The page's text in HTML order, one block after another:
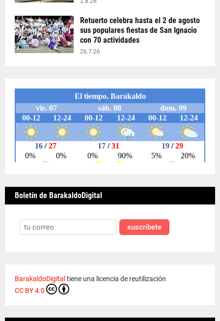
Retuerto celebra hasta el 2 de agosto
sus populares fiestas de San Ignacio
con 70 actividades
26.7.26
Boletín de BarakaldoDigital
suscríbete
BarakaldoDigital tiene una licencia de reutilización
CC BY 4.0